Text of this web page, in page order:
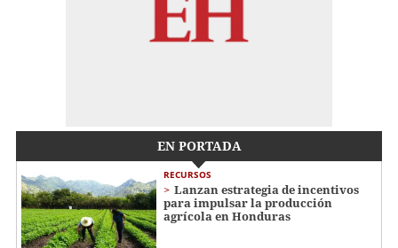
EN PORTADA
RECURSOS
Lanzan estrategia de incentivos
para impulsar la producción
agrícola en Honduras